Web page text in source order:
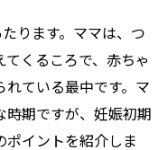
ります。ママは、つ
くるころで、赤ちゃ
ている最中です。マ
期ですが、妊娠初期
イントを紹介しま